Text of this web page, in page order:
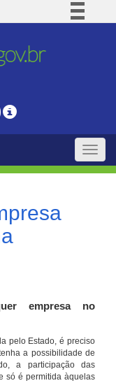
BR
Legislação
Toggle
empresa no
pelo Estado, é preciso
a possibilidade de
a participação das
só é permitida àquelas